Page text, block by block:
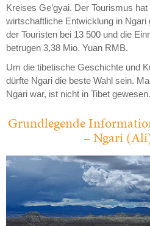
Kreises Ge’gyai. Der Tourismus
wirtschaftliche Entwicklung in Ngari
der Touristen bei 13 500 und die
betrugen 3,38 Mio. Yuan RMB.
Um die tibetische Geschichte und
dürfte Ngari die beste Wahl sein.
Ngari war, ist nicht in Tibet gewesen.
Grundlegende
– Ngari